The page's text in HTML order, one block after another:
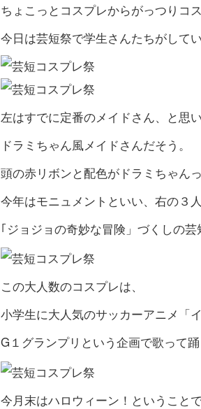
ちょこっとコスプレからがっつりコ
今日は芸短祭で学生さんたちがして
左はすでに定番のメイドさん、と思い
ドラミちゃん風メイドさんだそう。
頭の赤リボンと配色がドラミちゃん
今年はモニュメントといい、右の３
｢ジョジョの奇妙な冒険」づくしの芸
この大人数のコスプレは、
小学生に大人気のサッカーアニメ「
G１グランプリという企画で歌って踊
今月末はハロウィーン！ということで